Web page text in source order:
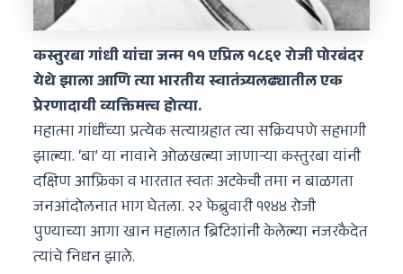
कस्तुरबा गांधी यांचा जन्म ११ एप्रिल १८६९ रोजी पोरबंदर
येथे झाला आणि त्या भारतीय स्वातंत्र्यलढ्यातील एक
प्रेरणादायी व्यक्तिमत्त्व होत्या.
महात्मा गांधींच्या प्रत्येक सत्याग्रहात त्या सक्रियपणे सहभागी
झाल्या. ‘बा’ या नावाने ओळखल्या जाणाऱ्या कस्तुरबा यांनी
दक्षिण आफ्रिका व भारतात स्वतः अटकेची तमा न बाळगता
जनआंदोलनात भाग घेतला. २२ फेब्रुवारी १९४४ रोजी
पुण्याच्या आगा खान महालात ब्रिटिशांनी केलेल्या नजरकैदेत
त्यांचे निधन झाले.